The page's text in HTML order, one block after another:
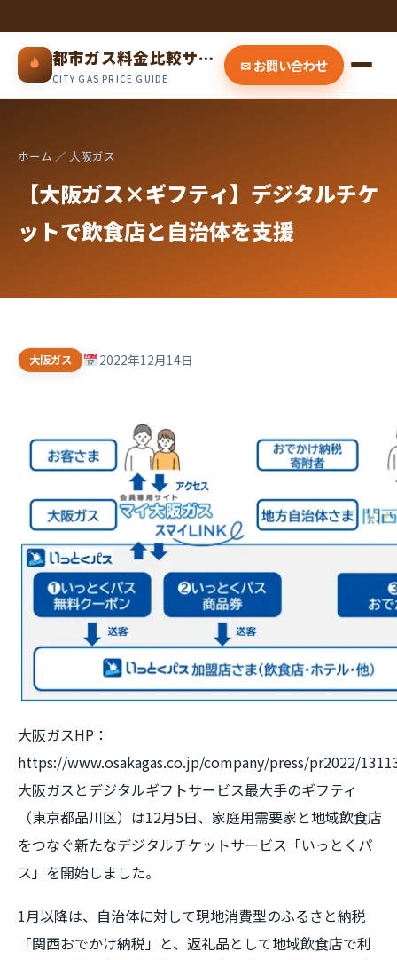
都市ガス料金比較サイト
CITY GAS PRICE GUIDE
✉ お問い合わせ
ホーム ／ 大阪ガス
【大阪ガス×ギフティ】デジタルチケ
ットで飲食店と自治体を支援
大阪ガス 2022年12月14日
大阪ガスHP：
https://www.osakagas.co.jp/company/press/pr2022/
大阪ガスとデジタルギフトサービス最大手のギフティ
（東京都品川区）は12月5日、家庭用需要家と地域飲食店
をつなぐ新たなデジタルチケットサービス「いっとくパ
ス」を開始しました。
1月以降は、自治体に対して現地消費型のふるさと納税
「関西おでかけ納税」と、返礼品として地域飲食店で利